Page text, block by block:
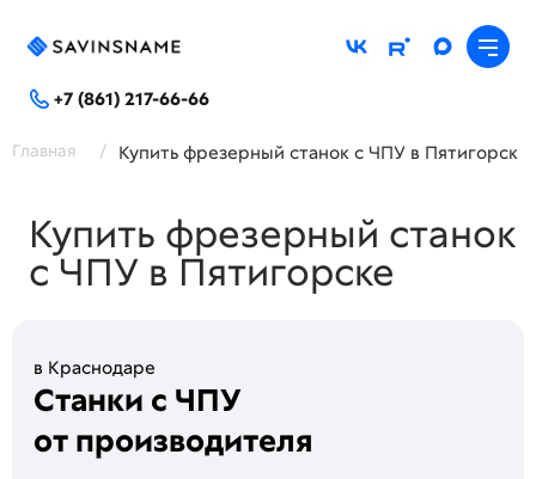
+7 (861) 217-66-66
Главная / Купить фрезерный станок с ЧПУ в Пятигорск
Купить фрезерный станок
с ЧПУ в Пятигорске
в Краснодаре
Станки с ЧПУ
от производителя